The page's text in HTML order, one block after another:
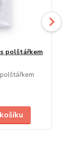
polštářkem